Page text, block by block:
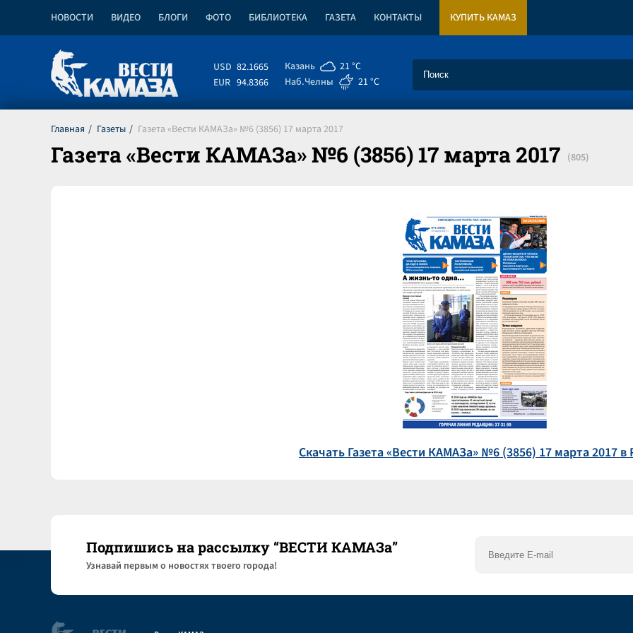
НОВОСТИ ВИДЕО БЛОГИ ФОТО БИБЛИОТЕКА ГАЗЕТА КОНТАКТЫ КУПИТЬ КАМАЗ
USD 82.1665
EUR 94.8366
Казань
21 °C
Наб.Челны
21 °C
Главная Газеты Газета «Вести КАМАЗа» №6 (3856) 17 марта 2017
Газета «Вести КАМАЗа» №6 (3856) 17 марта 2017
Скачать Газета «Вести КАМАЗа» №6 (3856) 17 марта 2017 в
Подпишись на рассылку “ВЕСТИ КАМАЗа”
Узнaвай первым о новостях твоего города!